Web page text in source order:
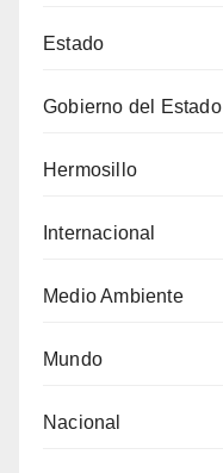
Estado
Gobierno del Estado
Hermosillo
Internacional
Medio Ambiente
Mundo
Nacional